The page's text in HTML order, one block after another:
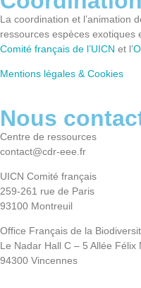
La coordination et l’animation
ressources espèces exotiques
Comité français de l’UICN et l’
Mentions légales & Cookies
Nous
Centre de ressources
contact@cdr-eee.fr
UICN Comité français
259-261 rue de Paris
93100 Montreuil
Office Français de la
Le Nadar Hall C – 5 Allée Félix
94300 Vincennes